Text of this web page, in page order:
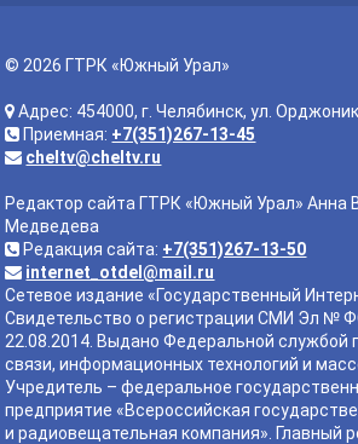
© 2026 ГТРК «Южный Урал»
Адрес: 454000, г. Челябинск, ул.
Приемная: +7(351)267-13-45
cheltv@cheltv.ru
Редактор сайта ГТРК «Южный Урал» Анна
Медведева
Редакция сайта: +7(351)267-13-50
internet_otdel@mail.ru
Сетевое издание «Государственный
Свидетельство о регистрации СМИ Эл №
22.08.2014. Выдано Федеральной службой
связи, информационных технологий и
Учредитель – федеральное
предприятие «Всероссийская
и радиовещательная компания». Главный